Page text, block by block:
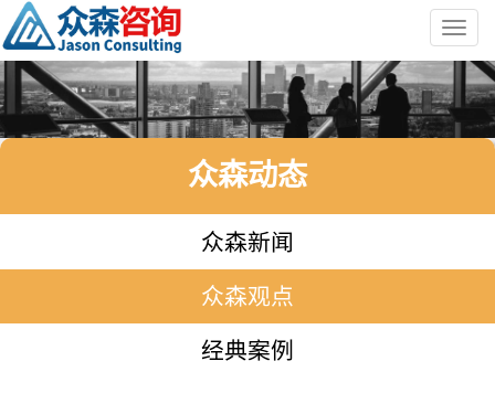
众森动态
众森新闻
众森观点
经典案例